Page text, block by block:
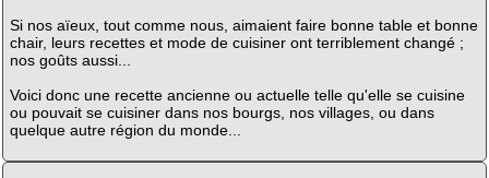
Si nos aïeux, tout comme nous, aimaient faire bonne table et bonne
chair, leurs recettes et mode de cuisiner ont terriblement changé ;
nos goûts aussi...
Voici donc une recette ancienne ou actuelle telle qu'elle se cuisine
ou pouvait se cuisiner dans nos bourgs, nos villages, ou dans
quelque autre région du monde...